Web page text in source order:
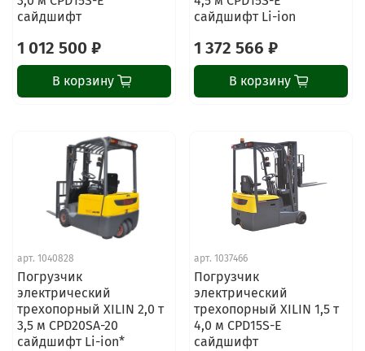
сайдшифт
1 012 500 ₽
В корзину
сайдшифт Li-ion
1 372 566 ₽
В корзину
арт. 1040828
Погрузчик
электрический
трехопорный XILIN 2,0 т
3,5 м CPD20SA-20
сайдшифт Li-ion*
арт. 1037466
Погрузчик
электрический
трехопорный XILIN 1,5 т
4,0 м CPD15S-E
сайдшифт